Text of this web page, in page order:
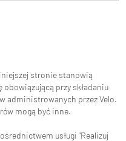
stronie stanowią
przy składaniu
administrowanych przez Velo.
mogą być inne.
usługi "Realizuj